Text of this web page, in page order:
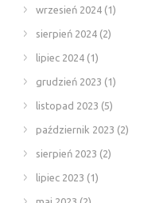
wrzesień 2024 (1)
sierpień 2024 (2)
lipiec 2024 (1)
grudzień 2023 (1)
listopad 2023 (5)
październik 2023 (2)
sierpień 2023 (2)
lipiec 2023 (1)